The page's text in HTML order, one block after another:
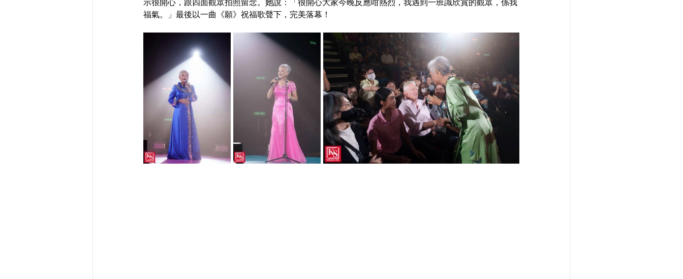
示很開心，跟四面觀眾拍照留念。她說：「很開心大家今晚反應咁熱烈，我遇到一班識欣賞的觀眾，係我
福氣。」最後以一曲《願》祝福歌聲下，完美落幕！